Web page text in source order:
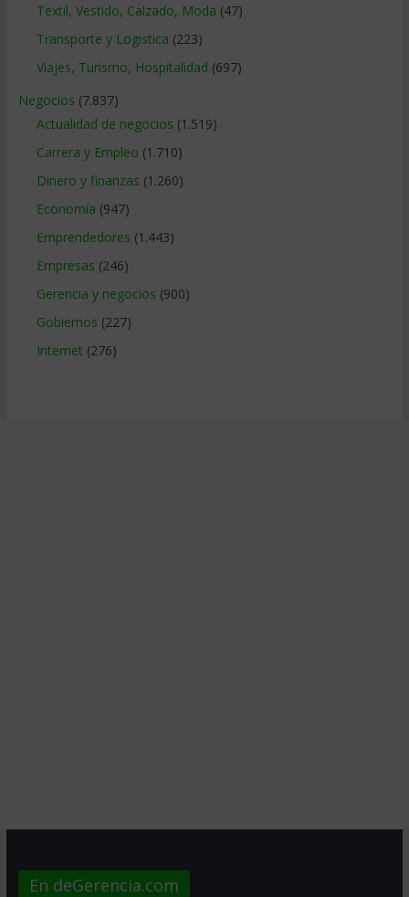
Textil, Vestido, Calzado, Moda (47)
Transporte y Logistica (223)
Viajes, Turismo, Hospitalidad (697)
Negocios (7.837)
Actualidad de negocios (1.519)
Carrera y Empleo (1.710)
Dinero y finanzas (1.260)
Economía (947)
Emprendedores (1.443)
Empresas (246)
Gerencia y negocios (900)
Gobiernos (227)
Internet (276)
En deGerencia.com